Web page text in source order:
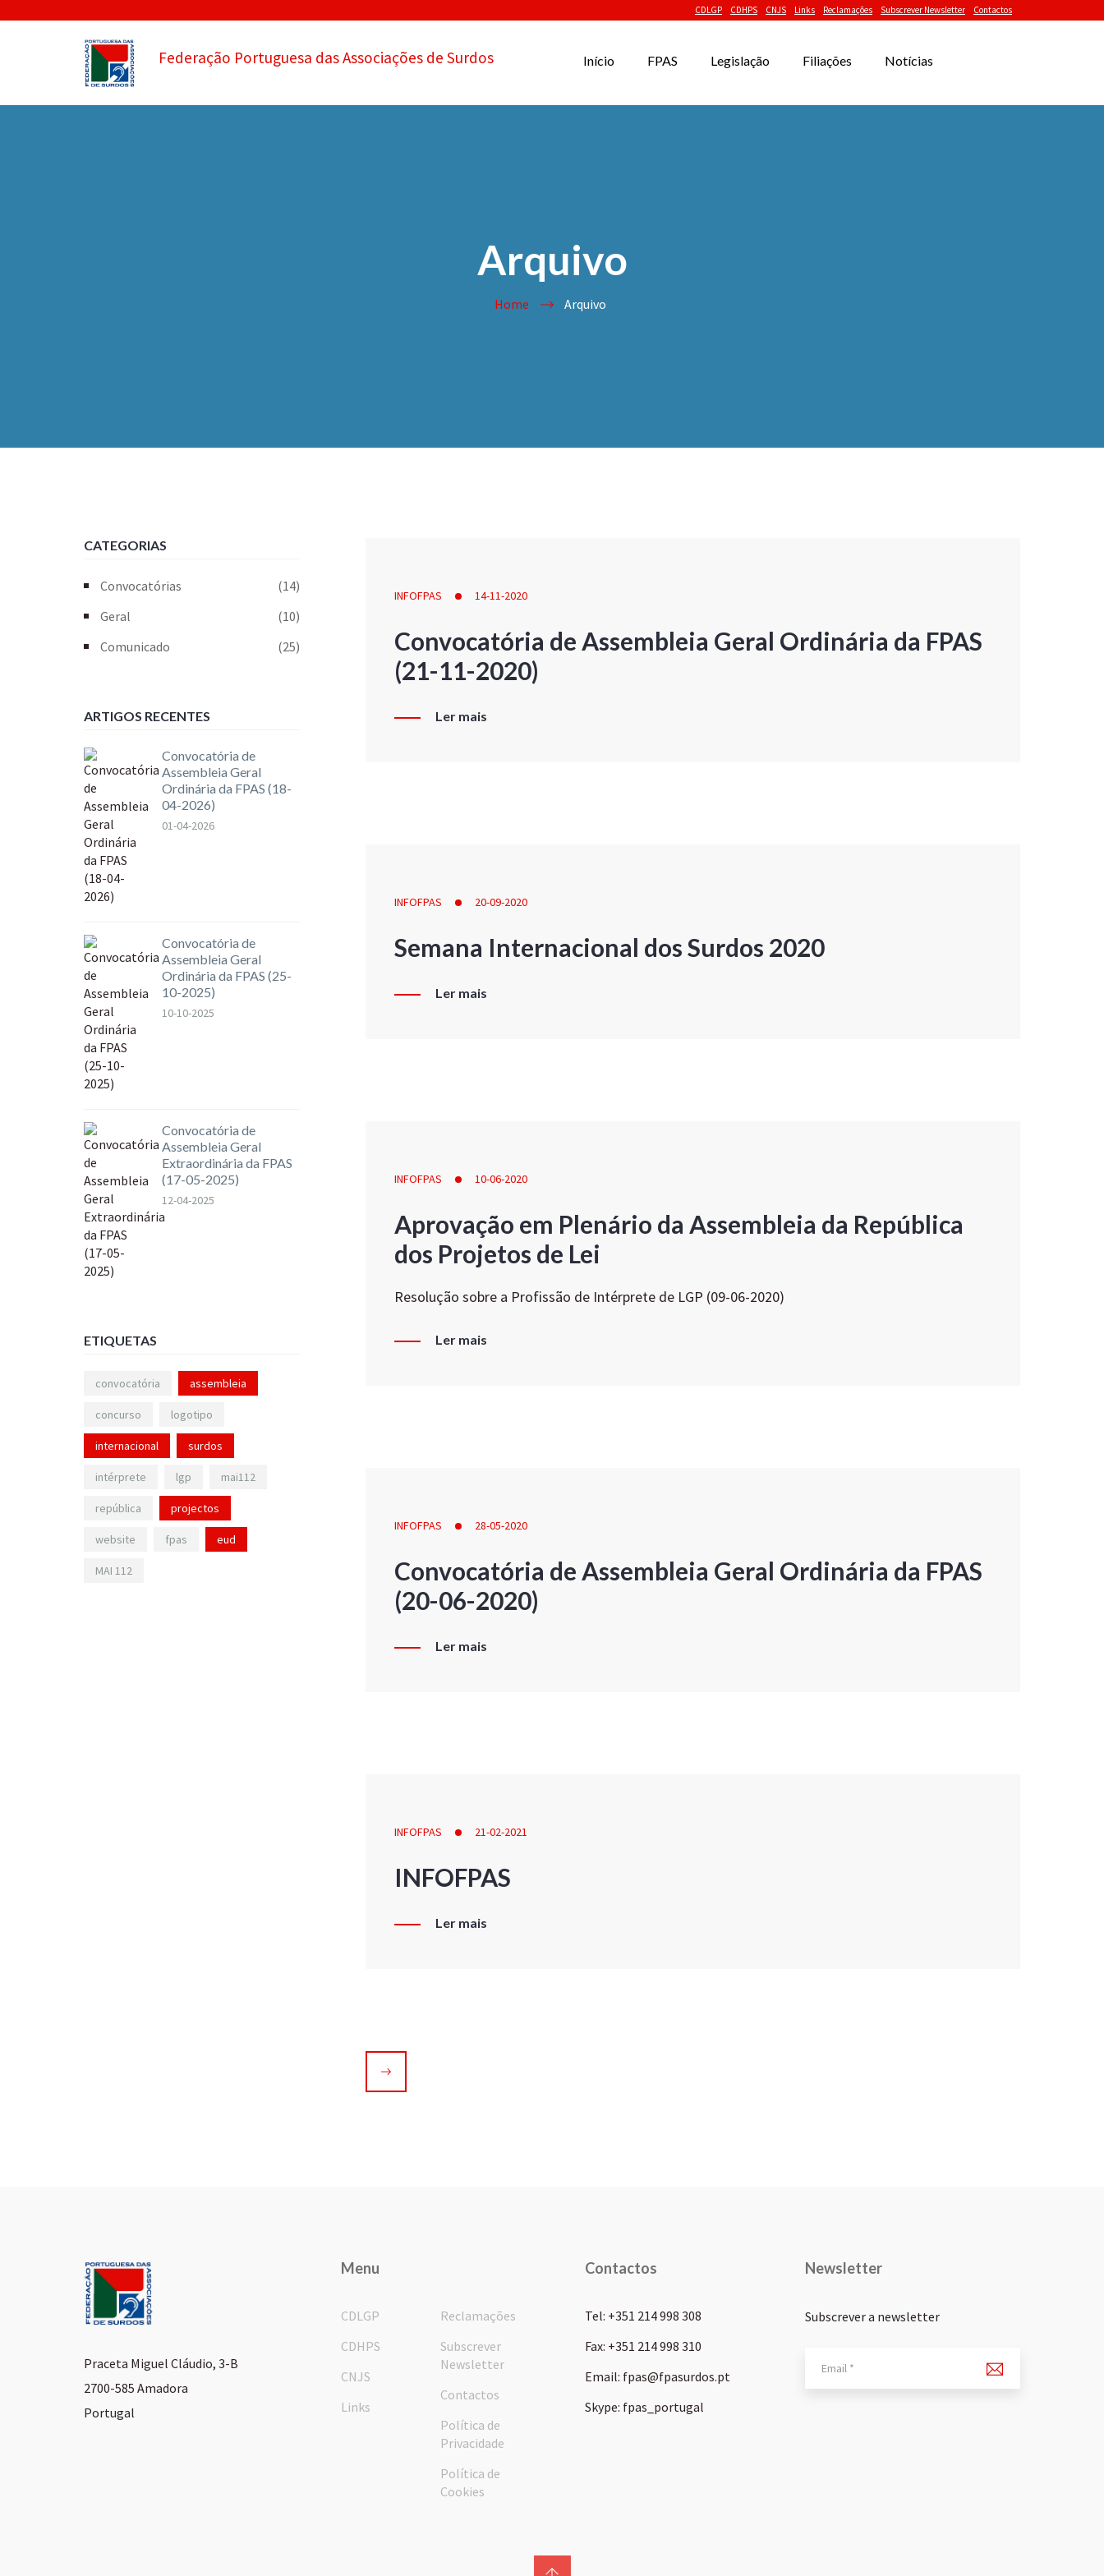
CDLGP CDHPS CNJS Links Reclamações Subscrever Newsletter Contactos
Federação Portuguesa das Associações de Surdos Início FPAS Legislação Filiações Notícias
Arquivo
Home Arquivo
INFOFPAS 14-11-2020
Convocatória de Assembleia Geral Ordinária da FPAS
(21-11-2020)
Ler mais
INFOFPAS 20-09-2020
Semana Internacional dos Surdos 2020
Ler mais
INFOFPAS 10-06-2020
Aprovação em Plenário da Assembleia da República
dos Projetos de Lei
Resolução sobre a Profissão de Intérprete de LGP (09-06-2020)
Ler mais
INFOFPAS 28-05-2020
Convocatória de Assembleia Geral Ordinária da FPAS
(20-06-2020)
Ler mais
INFOFPAS 21-02-2021
INFOFPAS
Ler mais
CATEGORIAS
Convocatórias
(14)
Geral
(10)
Comunicado
(25)
ARTIGOS RECENTES
Convocatória de
Assembleia Geral
Ordinária da FPAS (18-
04-2026)
01-04-2026
Convocatória de
Assembleia Geral
Ordinária da FPAS (25-
10-2025)
10-10-2025
Convocatória de
Assembleia Geral
Extraordinária da FPAS
(17-05-2025)
12-04-2025
ETIQUETAS
convocatória assembleia
concurso logotipo
internacional surdos
intérprete lgp mai112
república projectos
website fpas eud
MAI 112
Praceta Miguel Cláudio, 3-B
2700-585 Amadora
Portugal
Menu
CDLGP
CDHPS
CNJS
Links
Reclamações
Subscrever
Newsletter
Contactos
Política de
Privacidade
Política de
Cookies
Contactos
Tel: +351 214 998 308
Fax: +351 214 998 310
Email: fpas@fpasurdos.pt
Skype: fpas_portugal
Newsletter
Subscrever a newsletter